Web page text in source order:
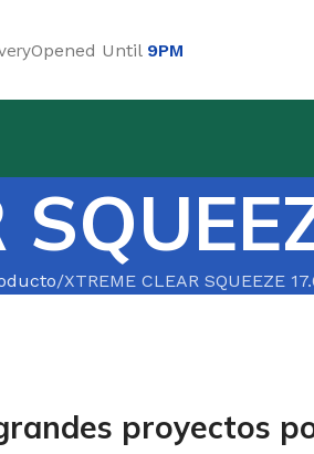
Opened Until 9PM
XTREME CLEAR SQUEEZE
proyectos